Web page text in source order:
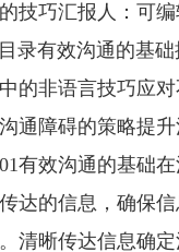
技巧汇报人：可编
录有效沟通的基
的非语言技巧应
通障碍的策略提
有效沟通的基础在
达的信息，确保
清晰传达信息确